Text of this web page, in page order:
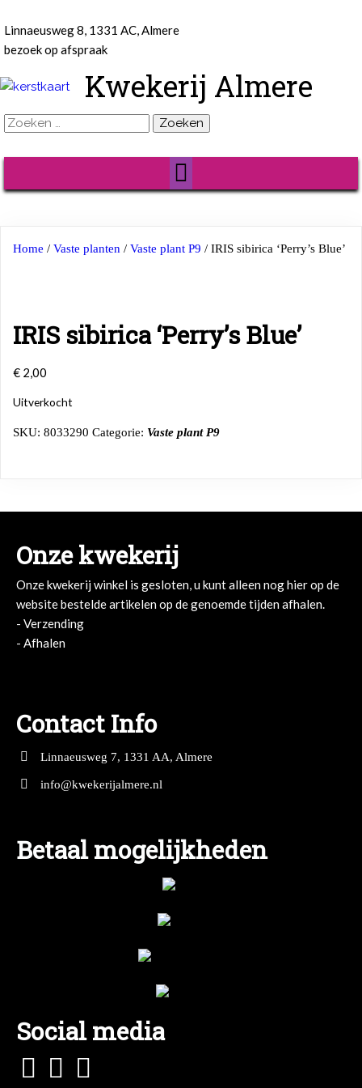
Linnaeusweg 8, 1331 AC, Almere
bezoek op afspraak
Kwekerij Almere
Zoeken
Home / Vaste planten / Vaste plant P9 / IRIS sibirica ‘Perry’s Blue’
IRIS sibirica ‘Perry’s Blue’
€ 2,00
Uitverkocht
SKU: 8033290 Categorie: Vaste plant P9
Onze kwekerij
Onze kwekerij winkel is gesloten, u kunt alleen nog hier op de
website bestelde artikelen op de genoemde tijden afhalen.
- Verzending
- Afhalen
Contact Info
Linnaeusweg 7, 1331 AA, Almere
info@kwekerijalmere.nl
Betaal mogelijkheden
Social media